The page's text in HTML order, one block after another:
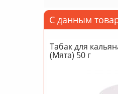
С данным
Табак для
(Мята) 50 г